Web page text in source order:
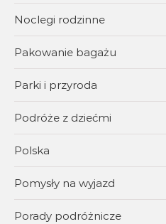
Noclegi rodzinne
Pakowanie bagażu
Parki i przyroda
Podróże z dziećmi
Polska
Pomysły na wyjazd
Porady podróżnicze